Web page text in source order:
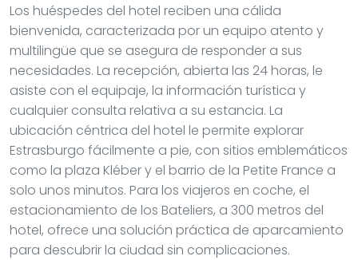
Los huéspedes del hotel reciben una cálida
bienvenida, caracterizada por un equipo atento y
multilingüe que se asegura de responder a sus
necesidades. La recepción, abierta las 24 horas, le
asiste con el equipaje, la información turística y
cualquier consulta relativa a su estancia. La
ubicación céntrica del hotel le permite explorar
Estrasburgo fácilmente a pie, con sitios emblemáticos
como la plaza Kléber y el barrio de la Petite France a
solo unos minutos. Para los viajeros en coche, el
estacionamiento de los Bateliers, a 300 metros del
hotel, ofrece una solución práctica de aparcamiento
para descubrir la ciudad sin complicaciones.